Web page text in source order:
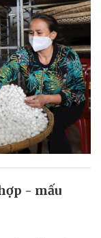
- mấu